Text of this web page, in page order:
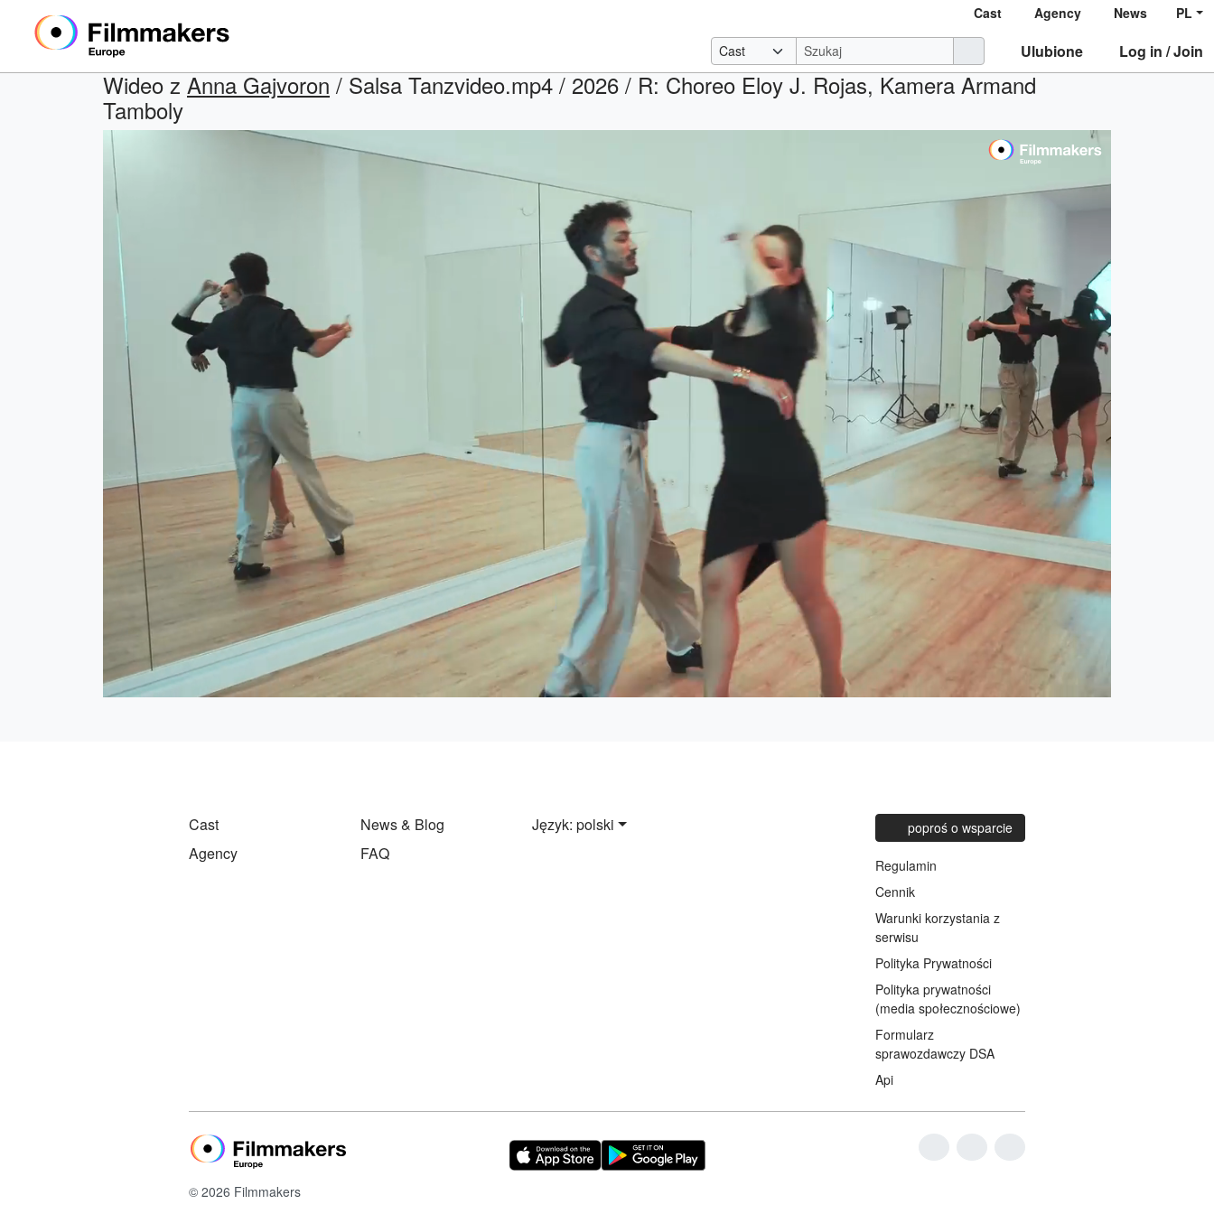
Cast Agency News PL
Ulubione Log in / Join
Wideo z Anna Gajvoron / Salsa Tanzvideo.mp4 / 2026 / R: Choreo Eloy J. Rojas, Kamera Armand
Tamboly
Załadowany:
100.00%
Cast
Agency
News & Blog
FAQ
Język: polski poproś o wsparcie
Regulamin
Cennik
Warunki korzystania z
serwisu
Polityka Prywatności
Polityka prywatności
(media społecznościowe)
Formularz
sprawozdawczy DSA
Api
© 2026 Filmmakers